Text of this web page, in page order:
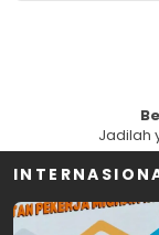
Jadilah